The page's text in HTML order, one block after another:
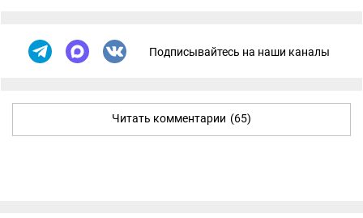
Подписывайтесь на наши каналы
Читать комментарии (65)